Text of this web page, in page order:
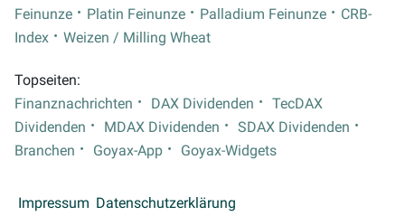
Feinunze
Platin Feinunze Palladium Feinunze
CRB-
Index
Weizen / Milling Wheat
Topseiten:
Finanznachrichten
DAX Dividenden
TecDAX
Dividenden
MDAX Dividenden
SDAX Dividenden
Branchen
Goyax-App Goyax-Widgets
Impressum Datenschutzerklärung